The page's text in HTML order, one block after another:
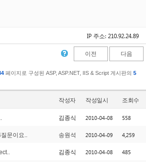
IP 주소: 210.92.24.89
이전 다음
페이지로 구성된 ASP, ASP.NET, IIS & Script 게시판의 5
작성자 작성일시 조회수
김종식 2010-04-08 558
문이요.. 송원석 2010-04-09 4,259
김종식 2010-04-08 485